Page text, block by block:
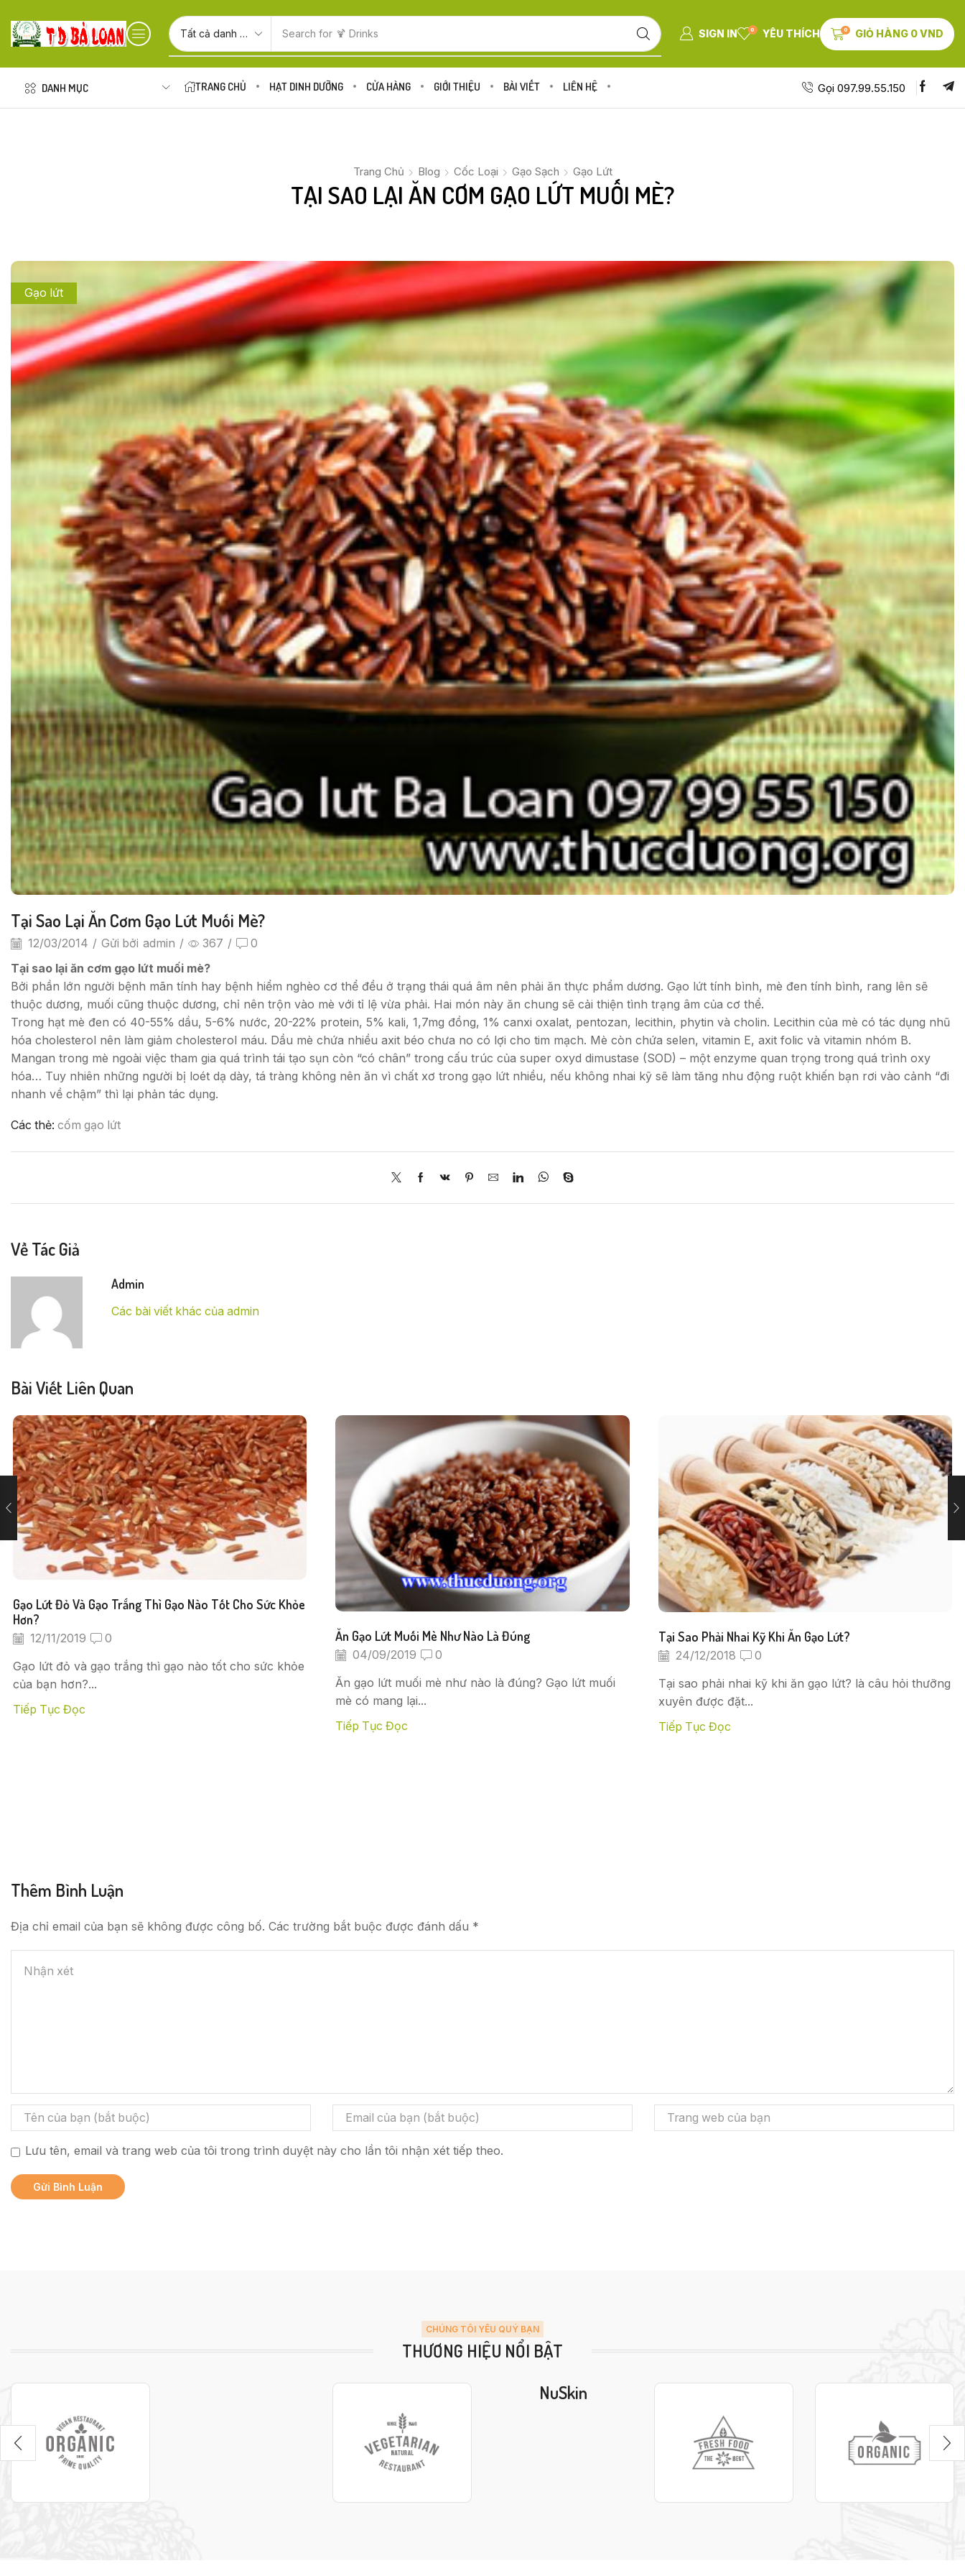
Search for 🍋 Fruits SIGN IN 0 YÊU THÍCH 0 GIỎ HÀNG 0VND
DANH MỤC TRANG CHỦ HẠT DINH DƯỠNG CỬA HÀNG GIỚI THIỆU BÀI VIẾT LIÊN HỆ Gọi 097.99.55.150
Trang Chủ Blog Cốc Loại Gạo Sạch Gạo Lứt
TẠI SAO LẠI ĂN CƠM GẠO LỨT MUỐI MÈ?
Gạo lứt
Tại Sao Lại Ăn Cơm Gạo Lứt Muối Mè?
12/03/2014 / Gửi bởi admin / 367 / 0
Tại sao lại ăn cơm gạo lứt muối mè?
Bởi phần lớn người bệnh mãn tính hay bệnh hiểm nghèo cơ thể đều ở trạng thái quá âm nên phải ăn thực phẩm dương. Gạo lứt tính bình, mè đen tính bình, rang lên sẽ
thuộc dương, muối cũng thuộc dương, chỉ nên trộn vào mè với tỉ lệ vừa phải. Hai món này ăn chung sẽ cải thiện tình trạng âm của cơ thể.
Trong hạt mè đen có 40-55% dầu, 5-6% nước, 20-22% protein, 5% kali, 1,7mg đồng, 1% canxi oxalat, pentozan, lecithin, phytin và cholin. Lecithin của mè có tác dụng nhũ
hóa cholesterol nên làm giảm cholesterol máu. Dầu mè chứa nhiều axit béo chưa no có lợi cho tim mạch. Mè còn chứa selen, vitamin E, axit folic và vitamin nhóm B.
Mangan trong mè ngoài việc tham gia quá trình tái tạo sụn còn “có chân” trong cấu trúc của super oxyd dimustase (SOD) – một enzyme quan trọng trong quá trình oxy
hóa… Tuy nhiên những người bị loét dạ dày, tá tràng không nên ăn vì chất xơ trong gạo lứt nhiều, nếu không nhai kỹ sẽ làm tăng nhu động ruột khiến bạn rơi vào cảnh “đi
nhanh về chậm” thì lại phản tác dụng.
Các thẻ: cốm gạo lứt
Về Tác Giả
Admin
Các bài viết khác của admin
Bài Viết Liên Quan
Gạo Lứt Đỏ Và Gạo Trắng Thì Gạo Nào Tốt Cho Sức Khỏe
Hơn?
12/11/2019 0
Gạo lứt đỏ và gạo trắng thì gạo nào tốt cho sức khỏe
của bạn hơn?...
Tiếp Tục Đọc
Ăn Gạo Lứt Muối Mè Như Nào Là Đúng
04/09/2019 0
Ăn gạo lứt muối mè như nào là đúng? Gạo lứt muối
mè có mang lại...
Tiếp Tục Đọc
Tại Sao Phải Nhai Kỹ Khi Ăn Gạo Lứt?
24/12/2018 0
Tại sao phải nhai kỹ khi ăn gạo lứt? là câu hỏi thưỡng
xuyên được đặt...
Tiếp Tục Đọc
Thêm Bình Luận
Địa chỉ email của bạn sẽ không được công bố. Các trường bắt buộc được đánh dấu *
Lưu tên, email và trang web của tôi trong trình duyệt này cho lần tôi nhận xét tiếp theo.
CHÚNG TÔI YÊU QUÝ BẠN
THƯƠNG HIỆU NỔI BẬT
NuSkin